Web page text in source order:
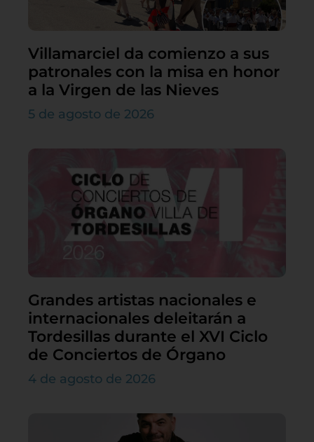
Villamarciel da comienzo a sus
patronales con la misa en honor
a la Virgen de las Nieves
5 de agosto de 2026
Grandes artistas nacionales e
internacionales deleitarán a
Tordesillas durante el XVI Ciclo
de Conciertos de Órgano
4 de agosto de 2026